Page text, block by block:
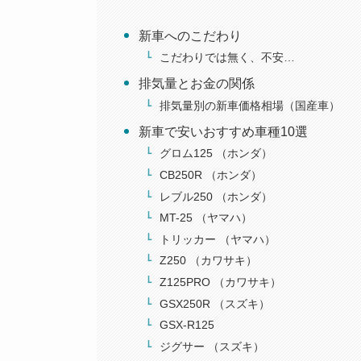
新車へのこだわり
こだわりでは無く、不安…
排気量とお金の関係
排気量別の新車価格相場（国産車）
新車で安いおすすめ車種10選
グロム125 （ホンダ）
CB250R （ホンダ）
レブル250 （ホンダ）
MT-25 （ヤマハ）
トリッカー （ヤマハ）
Z250 （カワサキ）
Z125PRO （カワサキ）
GSX250R （スズキ）
GSX-R125
ジグサー （スズキ）